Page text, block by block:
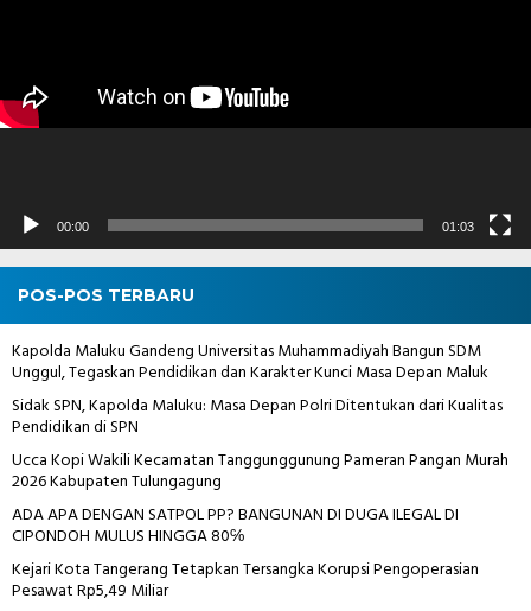
00:00 01:03
POS-POS TERBARU
Kapolda Maluku Gandeng Universitas Muhammadiyah Bangun SDM
Unggul, Tegaskan Pendidikan dan Karakter Kunci Masa Depan Maluk
Sidak SPN, Kapolda Maluku: Masa Depan Polri Ditentukan dari Kualitas
Pendidikan di SPN
Ucca Kopi Wakili Kecamatan Tanggunggunung Pameran Pangan Murah
2026 Kabupaten Tulungagung
ADA APA DENGAN SATPOL PP? BANGUNAN DI DUGA ILEGAL DI
CIPONDOH MULUS HINGGA 80℅
Kejari Kota Tangerang Tetapkan Tersangka Korupsi Pengoperasian
Pesawat Rp5,49 Miliar